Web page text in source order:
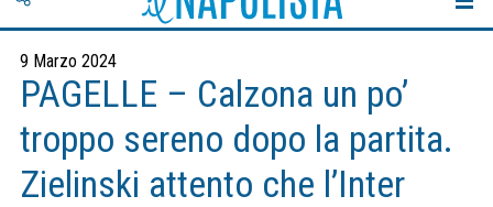
9 Marzo 2024
PAGELLE – Calzona un po’
troppo sereno dopo la partita.
Zielinski attento che l’Inter